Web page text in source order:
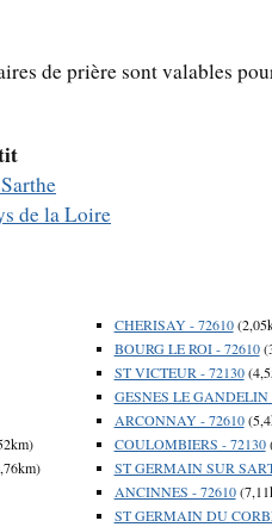
de prière sont valables
de la Loire
CHERISAY - 72610
BOURG LE ROI - 72610
ST VICTEUR - 72130
GESNES LE GANDELIN
ARCONNAY - 72610
COULOMBIERS - 72130
ST GERMAIN SUR
ANCINNES - 72610
ST GERMAIN DU